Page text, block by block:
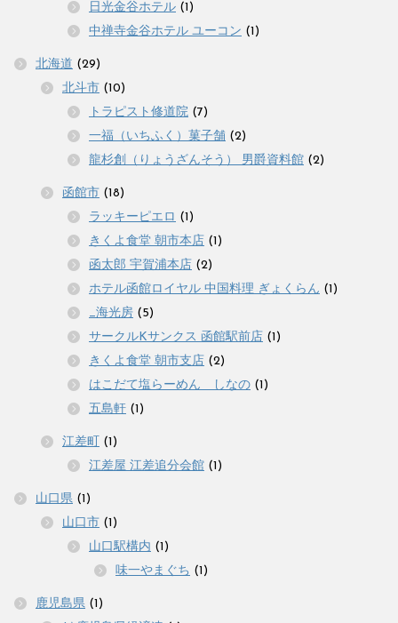
日光金谷ホテル (1)
中禅寺金谷ホテル ユーコン (1)
北海道 (29)
北斗市 (10)
トラピスト修道院 (7)
一福（いちふく）菓子舗 (2)
龍杉創（りょうざんそう） 男爵資料館 (2)
函館市 (18)
ラッキーピエロ (1)
きくよ食堂 朝市本店 (1)
函太郎 宇賀浦本店 (2)
ホテル函館ロイヤル 中国料理 ぎょくらん (1)
_海光房 (5)
サークルKサンクス 函館駅前店 (1)
きくよ食堂 朝市支店 (2)
はこだて塩らーめん しなの (1)
五島軒 (1)
江差町 (1)
江差屋 江差追分会館 (1)
山口県 (1)
山口市 (1)
山口駅構内 (1)
味一やまぐち (1)
鹿児島県 (1)